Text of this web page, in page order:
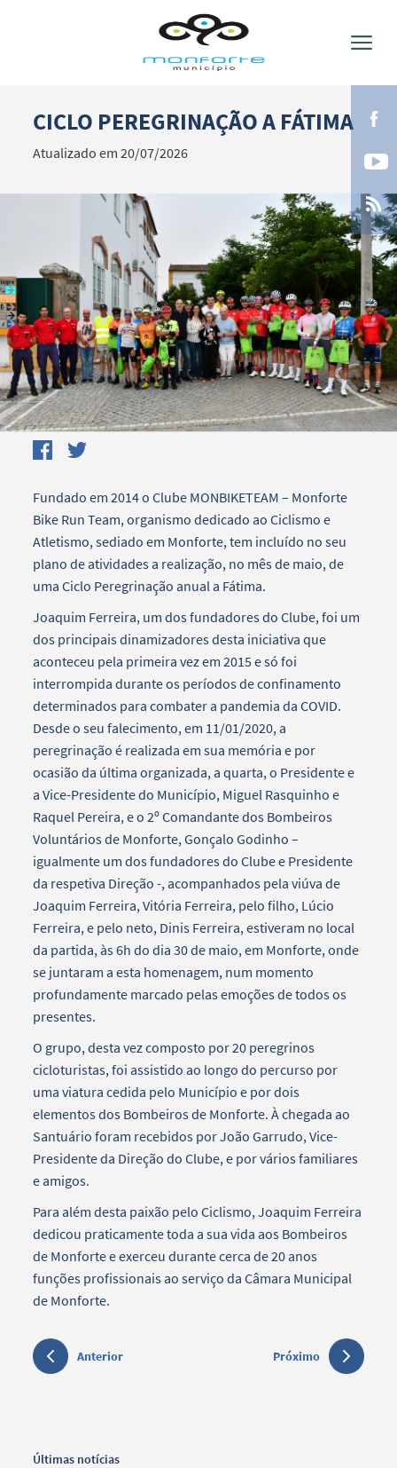
Termo de Pesquisa
Categorias gerais
Filtros
CICLO PEREGRINAÇÃO A FÁTIMA
Atualizado em 20/07/2026
Fundado em 2014 o Clube MONBIKETEAM – Monforte
Bike Run Team, organismo dedicado ao Ciclismo e
Atletismo, sediado em Monforte, tem incluído no seu
plano de atividades a realização, no mês de maio, de
uma Ciclo Peregrinação anual a Fátima.
Joaquim Ferreira, um dos fundadores do Clube, foi um
dos principais dinamizadores desta iniciativa que
aconteceu pela primeira vez em 2015 e só foi
interrompida durante os períodos de confinamento
determinados para combater a pandemia da COVID.
Desde o seu falecimento, em 11/01/2020, a
peregrinação é realizada em sua memória e por
ocasião da última organizada, a quarta, o Presidente e
a Vice-Presidente do Município, Miguel Rasquinho e
Raquel Pereira, e o 2º Comandante dos Bombeiros
Voluntários de Monforte, Gonçalo Godinho –
igualmente um dos fundadores do Clube e Presidente
da respetiva Direção -, acompanhados pela viúva de
Joaquim Ferreira, Vitória Ferreira, pelo filho, Lúcio
Ferreira, e pelo neto, Dinis Ferreira, estiveram no local
da partida, às 6h do dia 30 de maio, em Monforte, onde
se juntaram a esta homenagem, num momento
profundamente marcado pelas emoções de todos os
presentes.
O grupo, desta vez composto por 20 peregrinos
cicloturistas, foi assistido ao longo do percurso por
uma viatura cedida pelo Município e por dois
elementos dos Bombeiros de Monforte. À chegada ao
Santuário foram recebidos por João Garrudo, Vice-
Presidente da Direção do Clube, e por vários familiares
e amigos.
Para além desta paixão pelo Ciclismo, Joaquim Ferreira
dedicou praticamente toda a sua vida aos Bombeiros
de Monforte e exerceu durante cerca de 20 anos
funções profissionais ao serviço da Câmara Municipal
de Monforte.
Anterior Próximo
Últimas notícias